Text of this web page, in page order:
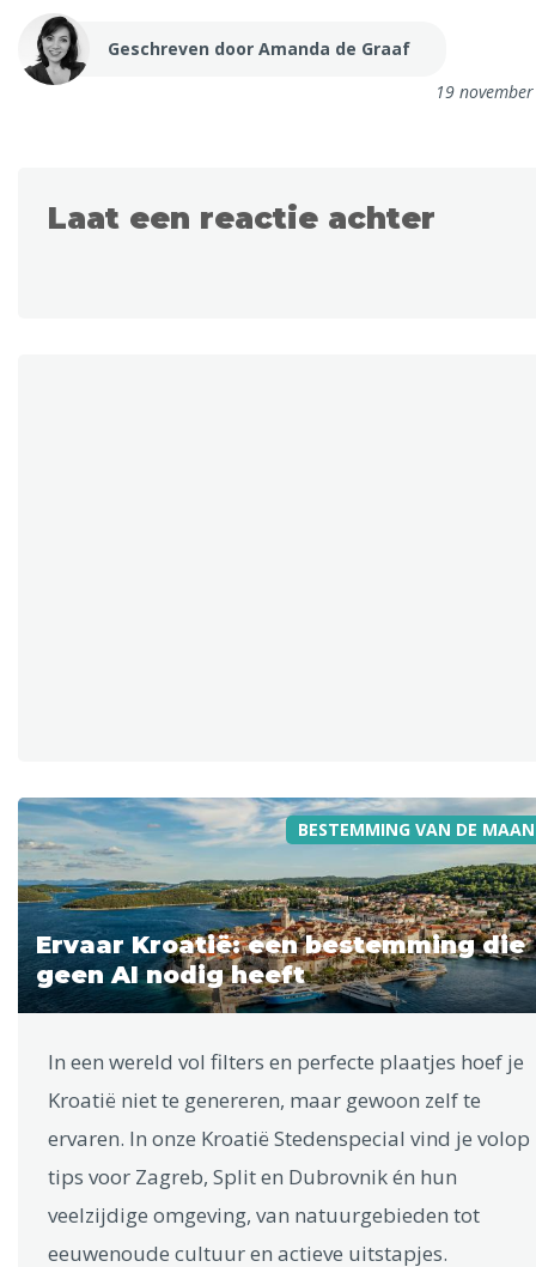
Geschreven door Amanda de Graaf
19
Laat een reactie achter
BESTEMMING VAN DE
Ervaar Kroatië: een bestemming die
geen AI nodig heeft
In een wereld vol filters en perfecte plaatjes hoef je
Kroatië niet te genereren, maar gewoon zelf te
ervaren. In onze Kroatië Stedenspecial vind je volop
tips voor Zagreb, Split en Dubrovnik én hun
veelzijdige omgeving, van natuurgebieden tot
eeuwenoude cultuur en actieve uitstapjes.